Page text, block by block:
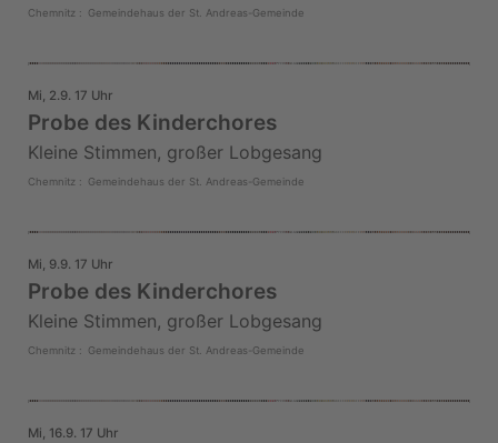
Chemnitz : Gemeindehaus der St. Andreas-Gemeinde
Mi, 2.9. 17 Uhr
Probe des Kinderchores
Kleine Stimmen, großer Lobgesang
Chemnitz : Gemeindehaus der St. Andreas-Gemeinde
Mi, 9.9. 17 Uhr
Probe des Kinderchores
Kleine Stimmen, großer Lobgesang
Chemnitz : Gemeindehaus der St. Andreas-Gemeinde
Mi, 16.9. 17 Uhr